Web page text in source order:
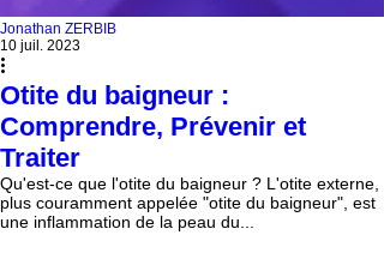
Jonathan ZERBIB
10 juil. 2023
Otite du baigneur :
Comprendre, Prévenir et
Traiter
Qu'est-ce que l'otite du baigneur ? L'otite externe,
plus couramment appelée "otite du baigneur", est
une inflammation de la peau du...